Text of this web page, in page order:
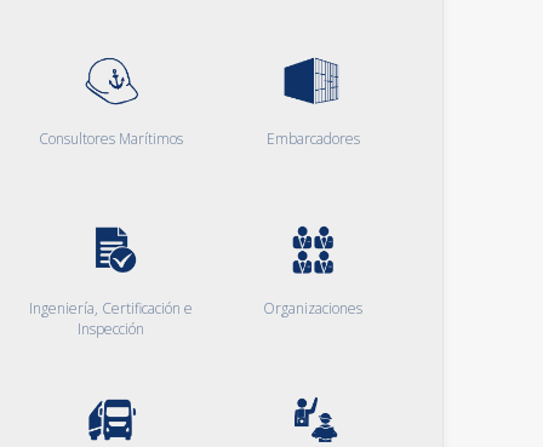
Consultores Marítimos Embarcadores
Ingeniería, Certificación e
Inspección
Organizaciones